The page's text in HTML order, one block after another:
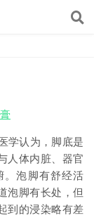
学认为，脚底是
人体内脏、器官
。泡脚有舒经活
泡脚有长处，但
到的浸染略有差